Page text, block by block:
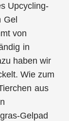
Upcycling-
Gel
von
in
haben wir
Wie zum
aus
Gelpad